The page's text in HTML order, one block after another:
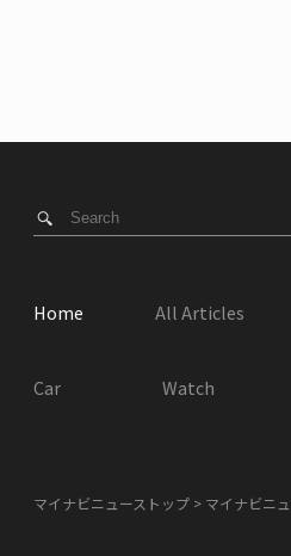
Home All Articles
Car Watch
マイナビニューストップ マイナビニ